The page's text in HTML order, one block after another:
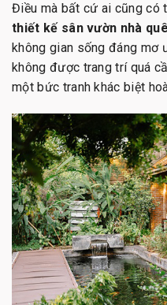
Điều mà bất cứ ai cũng có
thiết kế sân vườn nhà quê
không gian sống đáng mơ
không được trang trí quá
một bức tranh khác biệt